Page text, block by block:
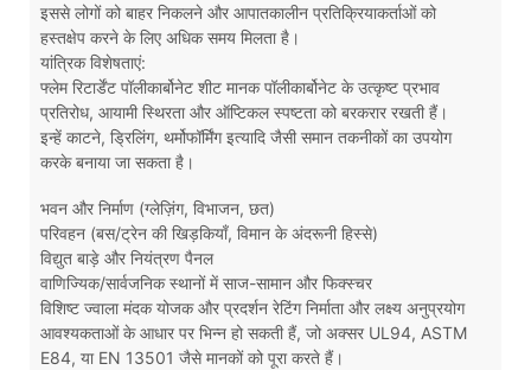
इससे लोगों को बाहर निकलने और आपातकालीन प्रतिक्रियाकर्ताओं को
हस्तक्षेप करने के लिए अधिक समय मिलता है।
यांत्रिक विशेषताएं:
फ्लेम रिटार्डेंट पॉलीकार्बोनेट शीट मानक पॉलीकार्बोनेट के उत्कृष्ट प्रभाव
प्रतिरोध, आयामी स्थिरता और ऑप्टिकल स्पष्टता को बरकरार रखती हैं।
इन्हें काटने, ड्रिलिंग, थर्मोफॉर्मिंग इत्यादि जैसी समान तकनीकों का उपयोग
करके बनाया जा सकता है।
भवन और निर्माण (ग्लेज़िंग, विभाजन, छत)
परिवहन (बस/ट्रेन की खिड़कियाँ, विमान के अंदरूनी हिस्से)
विद्युत बाड़े और नियंत्रण पैनल
वाणिज्यिक/सार्वजनिक स्थानों में साज-सामान और फिक्स्चर
विशिष्ट ज्वाला मंदक योजक और प्रदर्शन रेटिंग निर्माता और लक्ष्य अनुप्रयोग
आवश्यकताओं के आधार पर भिन्न हो सकती हैं, जो अक्सर UL94, ASTM
E84, या EN 13501 जैसे मानकों को पूरा करते हैं।